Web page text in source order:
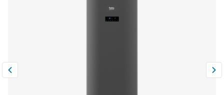
Климатическая техника